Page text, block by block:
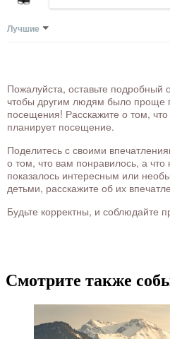
Лучшие
Пожалуйста, оставьте подробный
чтобы другим людям было проще
посещения! Расскажите о том, что
планирует посещение.
Поделитесь с своими
о том, что вам понравилось, а что
показалось интересным или
детьми, расскажите об их
Будьте корректны, и соблюдайте
Смотрите также